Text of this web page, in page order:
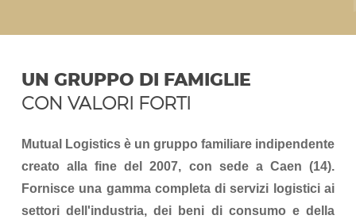
UN GRUPPO DI FAMIGLIE
CON VALORI FORTI
Mutual Logistics è un gruppo familiare indipendente
creato alla fine del 2007, con sede a Caen (14).
Fornisce una gamma completa di servizi logistici ai
settori dell'industria, dei beni di consumo e della